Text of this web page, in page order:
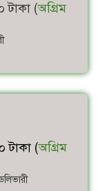
টাকা (অগ্রিম
টাকা (অগ্রিম